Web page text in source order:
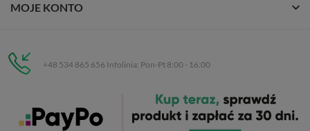
MOJE KONTO
+48 534 865 656 Infolinia: Pon-Pt 8:00 - 16:00
C.H. Respan, Rejtana 53a/250
35-326 Rzeszów